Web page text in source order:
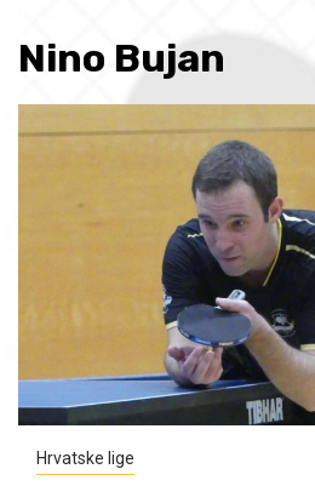
Nino Bujan
Hrvatske lige